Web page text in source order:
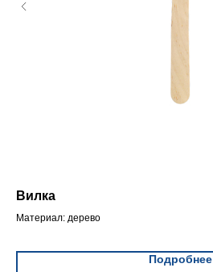
Вилка
Материал: дерево
Подробнее